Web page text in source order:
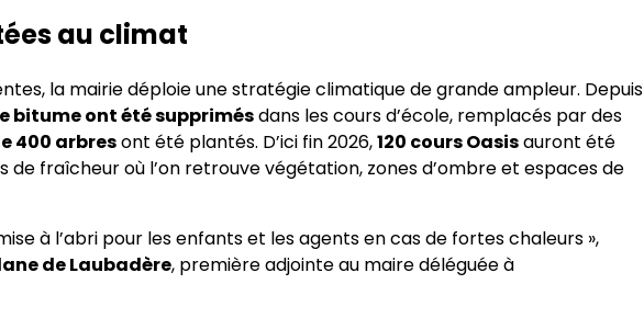
au climat
la mairie déploie une stratégie climatique de grande ampleur. Depuis
bitume ont été supprimésdans les cours d’école, remplacés par des
400 arbresont été plantés. D’ici fin 2026,120 cours Oasisauront été
de fraîcheur où l’on retrouve végétation, zones d’ombre et espaces de
à l’abri pour les enfants et les agents en cas de fortes chaleurs »,
de Laubadère, première adjointe au maire déléguée à